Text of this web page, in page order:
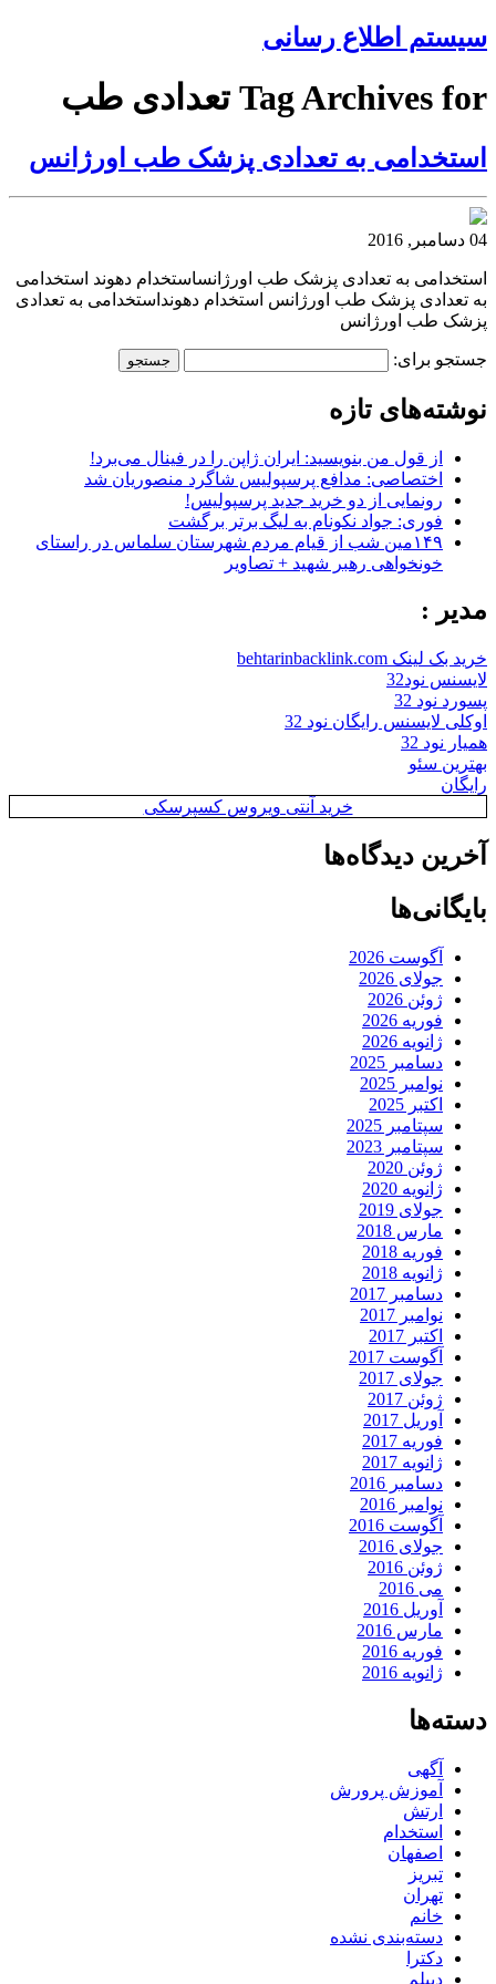
سیستم اطلاع رسانی
Tag Archives for تعدادی طب
استخدامی به تعدادی پزشک طب اورژانس
04 دسامبر, 2016
استخدامی به تعدادی پزشک طب اورژانساستخدام دهوند استخدامی
به تعدادی پزشک طب اورژانس استخدام دهونداستخدامی به تعدادی
پزشک طب اورژانس
جستجو برای:
نوشته‌های تازه
از قول من بنویسید: ایران ژاپن را در فینال می‌برد!
اختصاصی: مدافع پرسپولیس شاگرد منصوریان شد
رونمایی از دو خرید جدید پرسپولیس!
فوری: جواد نکونام به لیگ برتر برگشت
۱۴۹مین شب از قیام مردم شهرستان سلماس در راستای
خونخواهی رهبر شهید + تصاویر
مدیر :
خرید بک لینک behtarinbacklink.com
لایسنس نود32
پسورد نود 32
اوکلی لایسنس رایگان نود 32
همیار نود 32
بهترین سئو
رایگان
خرید آنتی ویروس کسپرسکی
آخرین دیدگاه‌ها
بایگانی‌ها
آگوست 2026
جولای 2026
ژوئن 2026
فوریه 2026
ژانویه 2026
دسامبر 2025
نوامبر 2025
اکتبر 2025
سپتامبر 2025
سپتامبر 2023
ژوئن 2020
ژانویه 2020
جولای 2019
مارس 2018
فوریه 2018
ژانویه 2018
دسامبر 2017
نوامبر 2017
اکتبر 2017
آگوست 2017
جولای 2017
ژوئن 2017
آوریل 2017
فوریه 2017
ژانویه 2017
دسامبر 2016
نوامبر 2016
آگوست 2016
جولای 2016
ژوئن 2016
می 2016
آوریل 2016
مارس 2016
فوریه 2016
ژانویه 2016
دسته‌ها
آگهی
آموزش پرورش
ارتش
استخدام
اصفهان
تبریز
تهران
خانم
دسته‌بندی نشده
دکترا
دیپلم